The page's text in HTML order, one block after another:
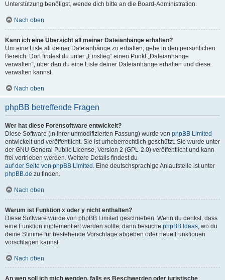
Unterstützung benötigst, wende dich bitte an die Board-Administration.
Nach oben
Kann ich eine Übersicht all meiner Dateianhänge erhalten?
Um eine Liste all deiner Dateianhänge zu erhalten, gehe in den persönlichen
Bereich. Dort findest du unter „Einstieg“ einen Punkt „Dateianhänge
verwalten“, über den du eine Liste deiner Dateianhänge erhalten und diese
verwalten kannst.
Nach oben
phpBB betreffende Fragen
Wer hat diese Forensoftware entwickelt?
Diese Software (in ihrer unmodifizierten Fassung) wurde von phpBB Limited
entwickelt und veröffentlicht. Sie ist urheberrechtlich geschützt. Sie wurde unter
der GNU General Public License, Version 2 (GPL-2.0) veröffentlicht und kann
frei vertrieben werden. Weitere Details findest du
auf der Seite von phpBB Limited . Eine deutschsprachige Anlaufstelle ist unter
phpBB.de zu finden.
Nach oben
Warum ist Funktion x oder y nicht enthalten?
Diese Software wurde von phpBB Limited geschrieben. Wenn du denkst, dass
eine Funktion implementiert werden sollte, dann besuche phpBB Ideas, wo du
deine Stimme für bestehende Vorschläge abgeben oder neue Funktionen
vorschlagen kannst.
Nach oben
An wen soll ich mich wenden, falls es Beschwerden oder juristische